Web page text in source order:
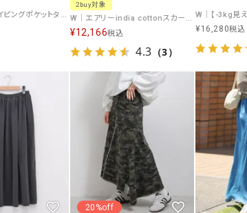
Lallia Mu｜パイピングポケットタイトスカート [[2513803]][F]
2buy対象
W｜エアリーindia cottonスカート [[21307-25SS]][F]
¥12,166税込
4.3 （3）
¥16,280税込
20%off